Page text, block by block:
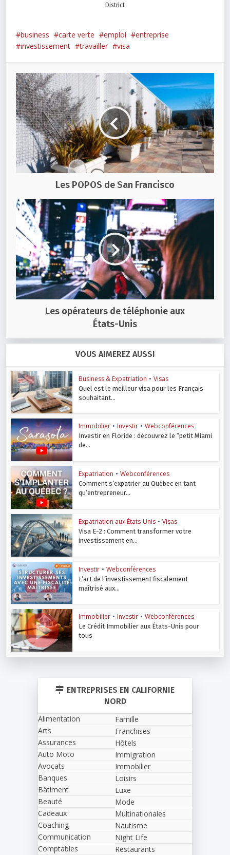
District
business carte verte emploi
entreprise
investissement
travailler visa
Les POPOS de San Francisco
Les opérateurs de téléphonie aux
États-Unis
VOUS AIMEREZ AUSSI
Business & Expatriation • Visas
Quel est le meilleur visa pour les Français
souhaitant...
Immobilier • Investir • Webconférences
Investir en Floride : découvrez le “petit Miami
de...
Expatriation • Webconférences
Comment s’expatrier au Québec en tant
qu’entrepreneur...
Expatriation aux États-Unis • Visas
Visa E-2 : Comment transformer votre
investissement en...
Investir • Webconférences
L’art de l’investissement fiscalement
maîtrisé aux...
Immobilier • Investir • Webconférences
Le Crédit Immobilier aux États-Unis pour
tous
ENTREPRISES EN CALIFORNIE
NORD
Alimentation
Arts
Assurances
Auto Moto
Avocats
Banques
Bâtiment
Beauté
Cadeaux
Coaching
Communication
Comptables
Famille
Franchises
Hôtels
Immigration
Immobilier
Loisirs
Luxe
Mode
Multinationales
Nautisme
Night Life
Restaurants